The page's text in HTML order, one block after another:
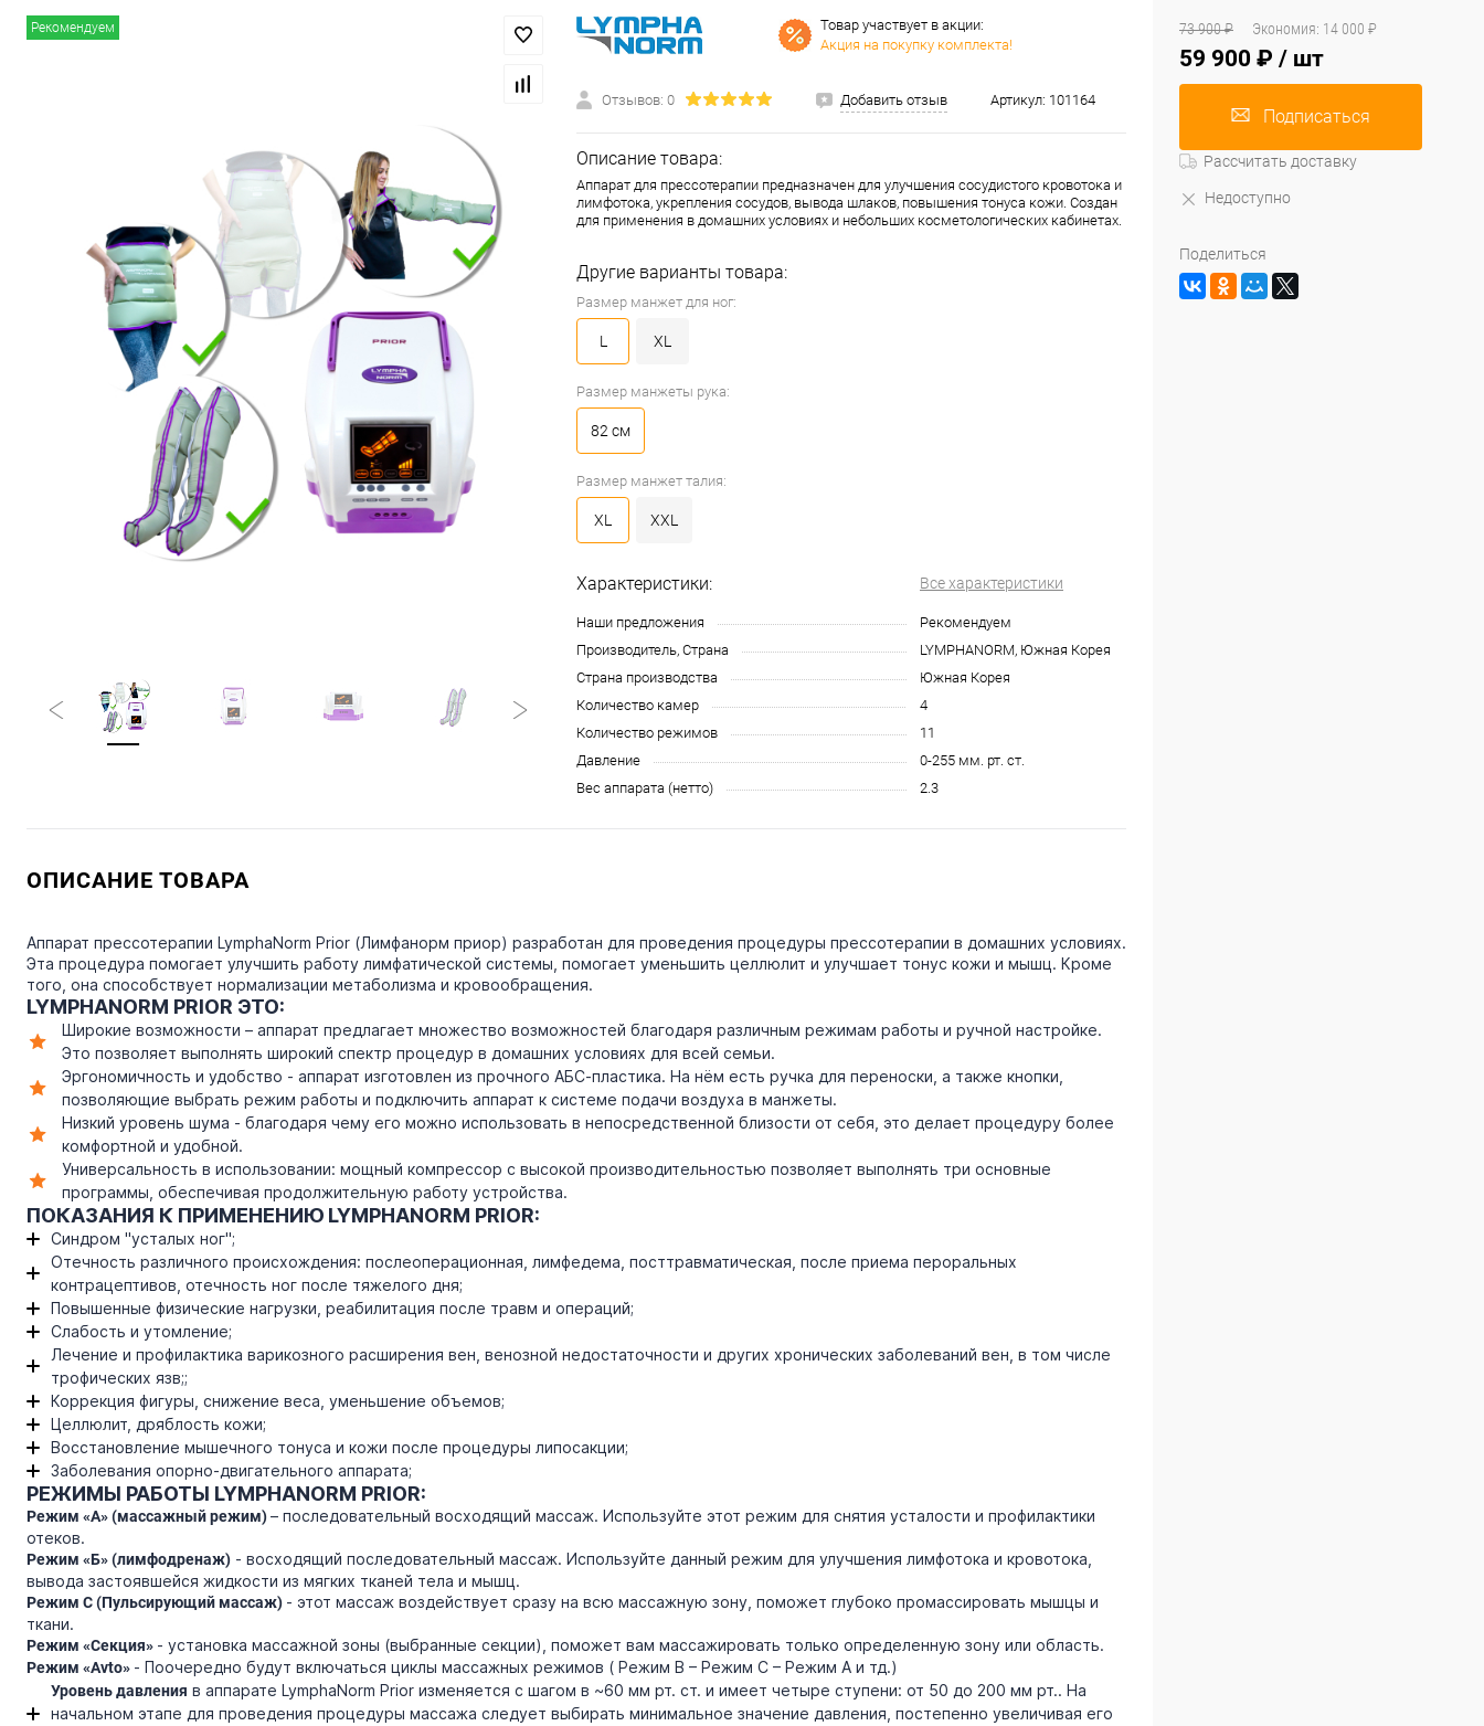
Рекомендуем
Товар участвует в акции:
Акция на покупку комплекта!
Отзывов: 0 Добавить отзыв Артикул: 101164
Описание товара:
Аппарат для прессотерапии предназначен для улучшения сосудистого кровотока и
лимфотока, укрепления сосудов, вывода шлаков, повышения тонуса кожи. Создан
для применения в домашних условиях и небольших косметологических кабинетах.
Другие варианты товара:
Размер манжет для ног:
L XL
Размер манжеты рука:
82 см
Размер манжет талия:
XL XXL
Характеристики: Все характеристики
Наши предложения
Рекомендуем
Производитель, Страна
LYMPHANORM, Южная Корея
Страна производства
Южная Корея
Количество камер
4
Количество режимов
11
Давление
0-255 мм. рт. ст.
Вес аппарата (нетто)
2.3
ОПИСАНИЕ ТОВАРА
Аппарат прессотерапии LymphaNorm Prior (Лимфанорм приор) разработан для проведения процедуры прессотерапии в домашних условиях.
Эта процедура помогает улучшить работу лимфатической системы, помогает уменьшить целлюлит и улучшает тонус кожи и мышц. Кроме
того, она способствует нормализации метаболизма и кровообращения.
LYMPHANORM PRIOR ЭТО:
Широкие возможности – аппарат предлагает множество возможностей благодаря различным режимам работы и ручной настройке.
Это позволяет выполнять широкий спектр процедур в домашних условиях для всей семьи.
Эргономичность и удобство - аппарат изготовлен из прочного АБС-пластика. На нём есть ручка для переноски, а также кнопки,
позволяющие выбрать режим работы и подключить аппарат к системе подачи воздуха в манжеты.
Низкий уровень шума - благодаря чему его можно использовать в непосредственной близости от себя, это делает процедуру более
комфортной и удобной.
Универсальность в использовании: мощный компрессор с высокой производительностью позволяет выполнять три основные
программы, обеспечивая продолжительную работу устройства.
ПОКАЗАНИЯ К ПРИМЕНЕНИЮ LYMPHANORM PRIOR:
Синдром "усталых ног";
Отечность различного происхождения: послеоперационная, лимфедема, посттравматическая, после приема пероральных
контрацептивов, отечность ног после тяжелого дня;
Повышенные физические нагрузки, реабилитация после травм и операций;
Слабость и утомление;
Лечение и профилактика варикозного расширения вен, венозной недостаточности и других хронических заболеваний вен, в том числе
трофических язв;;
Коррекция фигуры, снижение веса, уменьшение объемов;
Целлюлит, дряблость кожи;
Восстановление мышечного тонуса и кожи после процедуры липосакции;
Заболевания опорно-двигательного аппарата;
РЕЖИМЫ РАБОТЫ LYMPHANORM PRIOR:
Режим «А» (массажный режим)– последовательный восходящий массаж. Используйте этот режим для снятия усталости и профилактики
отеков.
Режим «Б» (лимфодренаж) - восходящий последовательный массаж. Используйте данный режим для улучшения лимфотока и кровотока,
вывода застоявшейся жидкости из мягких тканей тела и мышц.
Режим С (Пульсирующий массаж) - этот массаж воздействует сразу на всю массажную зону, поможет глубоко промассировать мышцы и
ткани.
Режим «Секция» - установка массажной зоны (выбранные секции), поможет вам массажировать только определенную зону или область.
Режим «Avto» - Поочередно будут включаться циклы массажных режимов ( Режим В – Режим С – Режим А и тд.)
Уровень давления в аппарате LymphaNorm Prior изменяется с шагом в ~60 мм рт. ст. и имеет четыре ступени: от 50 до 200 мм рт.. На
начальном этапе для проведения процедуры массажа следует выбирать минимальное значение давления, постепенно увеличивая его
73 900 ₽ Экономия: 14 000 ₽
59 900 ₽ / шт
Подписаться
Рассчитать доставку
Недоступно
Поделиться